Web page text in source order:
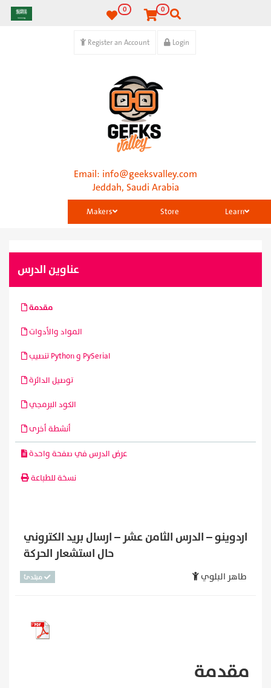
Login
Register an Account
Email: info@geeksvalley.com
Jeddah, Saudi Arabia
Learn
Store
Makers
0 0
عناوين الدرس
مقدمة
المواد والأدوات
تنصيب Python و PySerial
توصيل الدائرة
الكود البرمجي
أنشطة أخرى
عرض الدرس في صفحة واحدة
نسخة للطباعة
اردوينو – الدرس الثامن عشر – ارسال بريد الكتروني
حال استشعار الحركة
طاهر البلوي مبتدئ
مقدمة